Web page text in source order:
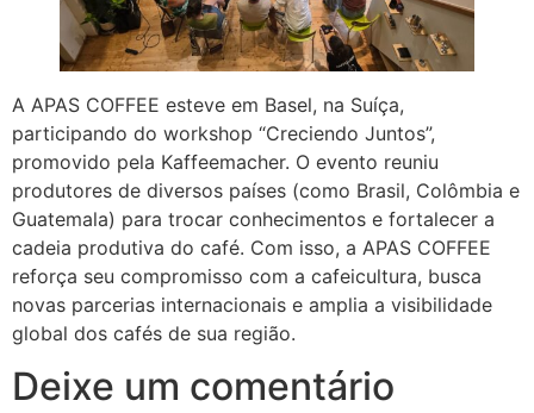
A APAS COFFEE esteve em Basel, na Suíça,
participando do workshop “Creciendo Juntos”,
promovido pela Kaffeemacher. O evento reuniu
produtores de diversos países (como Brasil, Colômbia e
Guatemala) para trocar conhecimentos e fortalecer a
cadeia produtiva do café. Com isso, a APAS COFFEE
reforça seu compromisso com a cafeicultura, busca
novas parcerias internacionais e amplia a visibilidade
global dos cafés de sua região.
Deixe um comentário